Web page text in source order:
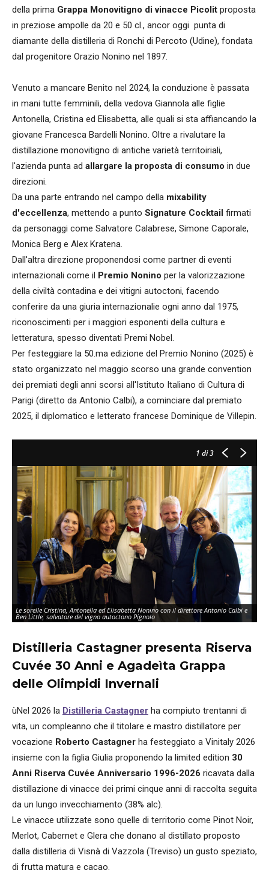
della prima Grappa Monovitigno di vinacce Picolit proposta
in preziose ampolle da 20 e 50 cl., ancor oggi punta di
diamante della distilleria di Ronchi di Percoto (Udine), fondata
dal progenitore Orazio Nonino nel 1897.
Venuto a mancare Benito nel 2024, la conduzione è passata
in mani tutte femminili, della vedova Giannola alle figlie
Antonella, Cristina ed Elisabetta, alle quali si sta affiancando la
giovane Francesca Bardelli Nonino. Oltre a rivalutare la
distillazione monovitigno di antiche varietà territoiriali,
l'azienda punta ad allargare la proposta di consumo in due
direzioni.
Da una parte entrando nel campo della mixability
d'eccellenza, mettendo a punto Signature Cocktail firmati
da personaggi come Salvatore Calabrese, Simone Caporale,
Monica Berg e Alex Kratena.
Dall'altra direzione proponendosi come partner di eventi
internazionali come il Premio Nonino per la valorizzazione
della civiltà contadina e dei vitigni autoctoni, facendo
conferire da una giuria internazionalie ogni anno dal 1975,
riconoscimenti per i maggiori esponenti della cultura e
letteratura, spesso diventati Premi Nobel.
Per festeggiare la 50.ma edizione del Premio Nonino (2025) è
stato organizzato nel maggio scorso una grande convention
dei premiati degli anni scorsi all'Istituto Italiano di Cultura di
Parigi (diretto da Antonio Calbi), a cominciare dal premiato
2025, il diplomatico e letterato francese Dominique de Villepin.
1 di 3
Le sorelle Cristina, Antonella ed Elisabetta Nonino con il direttore Antonio Calbi e
Ben Little, salvatore del vigno autoctono Pignolo
Distilleria Castagner presenta Riserva
Cuvée 30 Anni e Agadeìta Grappa
delle Olimpidi Invernali
ùNel 2026 la Distilleria Castagner ha compiuto trentanni di
vita, un compleanno che il titolare e mastro distillatore per
vocazione Roberto Castagner ha festeggiato a Vinitaly 2026
insieme con la figlia Giulia proponendo la limited edition 30
Anni Riserva Cuvée Anniversario 1996-2026 ricavata dalla
distillazione di vinacce dei primi cinque anni di raccolta seguita
da un lungo invecchiamento (38% alc).
Le vinacce utilizzate sono quelle di territorio come Pinot Noir,
Merlot, Cabernet e Glera che donano al distillato proposto
dalla distilleria di Visnà di Vazzola (Treviso) un gusto speziato,
di frutta matura e cacao.